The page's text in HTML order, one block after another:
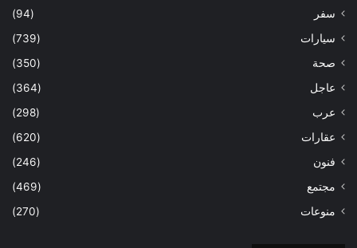
سفر
(94)
سيارات
(739)
صحة
(350)
عاجل
(364)
عرب
(298)
عقارات
(620)
فنون
(246)
مجتمع
(469)
منوعات
(270)